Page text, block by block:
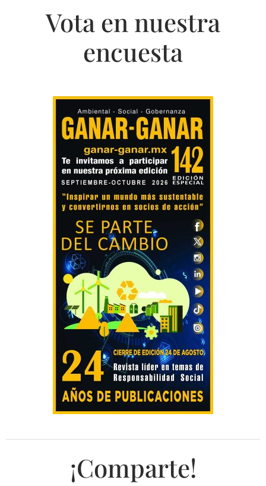
Vota en nuestra
encuesta
¡Comparte!